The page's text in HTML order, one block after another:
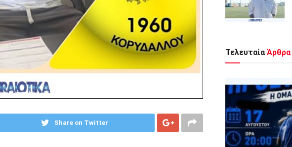
Share on Twitter
Τελευταία Άρθρα